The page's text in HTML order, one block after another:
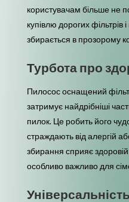
користувачам більше не
купівлю дорогих фільтрів
збирається в прозорому
Турбота про
Пилосос оснащений
затримує найдрібніші
пилок. Це робить його
страждають від алергій
збирання сприяє
особливо важливо для